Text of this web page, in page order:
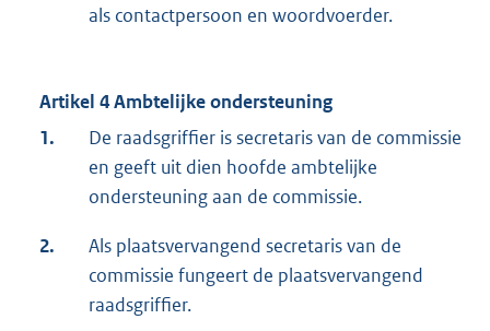
als contactpersoon en woordvoerder.
Artikel 4 Ambtelijke ondersteuning
1.
De raadsgriffier is secretaris van de commissie
en geeft uit dien hoofde ambtelijke
ondersteuning aan de commissie.
2.
Als plaatsvervangend secretaris van de
commissie fungeert de plaatsvervangend
raadsgriffier.